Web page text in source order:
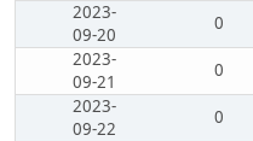
2023-
09-20
0
2023-
09-21
0
2023-
09-22
0